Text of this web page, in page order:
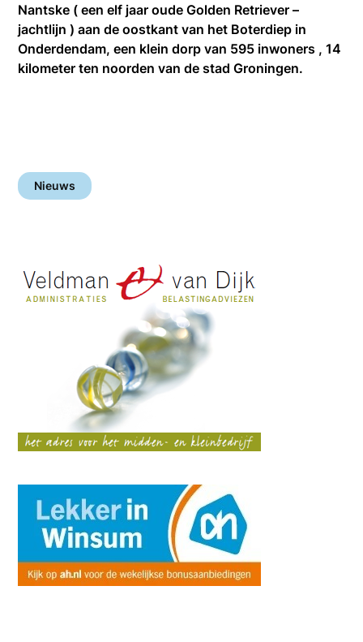
Nantske ( een elf jaar oude Golden Retriever –
jachtlijn ) aan de oostkant van het Boterdiep in
Onderdendam, een klein dorp van 595 inwoners , 14
kilometer ten noorden van de stad Groningen.
Nieuws